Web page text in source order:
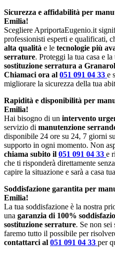
Sicurezza e affidabilità per
Emilia!
Scegliere ApriportaEugenio.it
professionisti esperti e qualificati,
alta qualità e le tecnologie più
serrature. Proteggi la tua casa e
sostituzione serratura a
Chiamaci ora al 051 091 04 33 e
migliorare la sicurezza della tua
Rapidità e disponibilità per
Emilia!
Hai bisogno di un intervento
servizio di manutenzione
disponibile 24 ore su 24, 7 giorni
supporto in ogni momento. Non
chiama subito il 051 091 04 33 e
che ti risponderà direttamente
capire la situazione e sarà a casa
Soddisfazione garantita per
Emilia!
La tua soddisfazione è la nostra
una garanzia di 100%
sostituzione serrature. Se non
faremo tutto il possibile per
contattarci al 051 091 04 33 per